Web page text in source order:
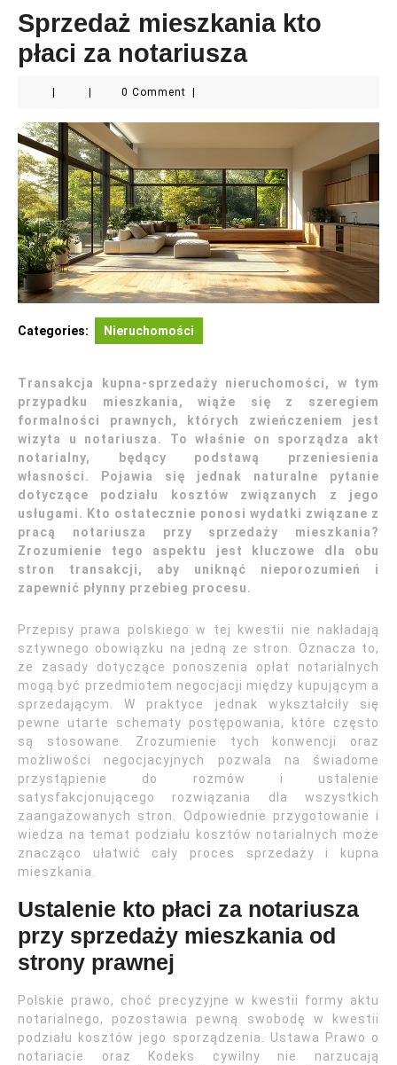
Sprzedaż mieszkania kto
płaci za notariusza
0 Comment
Categories: Nieruchomości
Transakcja kupna-sprzedaży nieruchomości, w tym
przypadku mieszkania, wiąże się z szeregiem
formalności prawnych, których zwieńczeniem jest
wizyta u notariusza. To właśnie on sporządza akt
notarialny, będący podstawą przeniesienia
własności. Pojawia się jednak naturalne pytanie
dotyczące podziału kosztów związanych z jego
usługami. Kto ostatecznie ponosi wydatki związane z
pracą notariusza przy sprzedaży mieszkania?
Zrozumienie tego aspektu jest kluczowe dla obu
stron transakcji, aby uniknąć nieporozumień i
zapewnić płynny przebieg procesu.
Przepisy prawa polskiego w tej kwestii nie nakładają
sztywnego obowiązku na jedną ze stron. Oznacza to,
że zasady dotyczące ponoszenia opłat notarialnych
mogą być przedmiotem negocjacji między kupującym a
sprzedającym. W praktyce jednak wykształciły się
pewne utarte schematy postępowania, które często
są stosowane. Zrozumienie tych konwencji oraz
możliwości negocjacyjnych pozwala na świadome
przystąpienie do rozmów i ustalenie
satysfakcjonującego rozwiązania dla wszystkich
zaangażowanych stron. Odpowiednie przygotowanie i
wiedza na temat podziału kosztów notarialnych może
znacząco ułatwić cały proces sprzedaży i kupna
mieszkania.
Ustalenie kto płaci za notariusza
przy sprzedaży mieszkania od
strony prawnej
Polskie prawo, choć precyzyjne w kwestii formy aktu
notarialnego, pozostawia pewną swobodę w kwestii
podziału kosztów jego sporządzenia. Ustawa Prawo o
notariacie oraz Kodeks cywilny nie narzucają